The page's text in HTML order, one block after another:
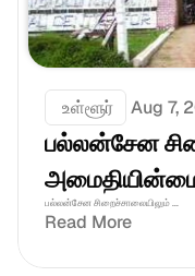
உள்ளூர் Aug 7,
பல்லன்சேன
பல்லன்சேன சிறைச்சாலையிலும் ...
Read More